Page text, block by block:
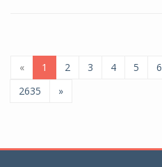
« 1 2 3 4 5 6
2635
»